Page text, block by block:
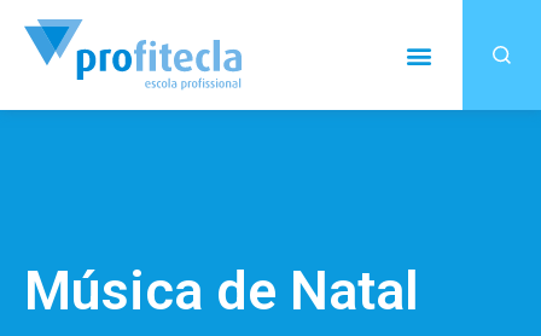
Música de Natal